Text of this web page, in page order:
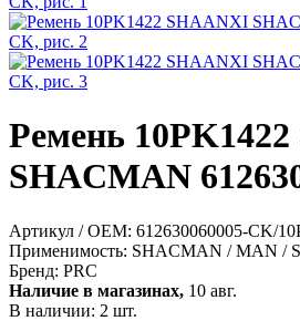
Ремень
SHACMAN
Артикул / OEM: 612630060005-CK/
Применимость: SHACMAN / MAN /
Бренд: PRC
Наличие в магазинах, 10 авг.
В наличии: 2 шт.